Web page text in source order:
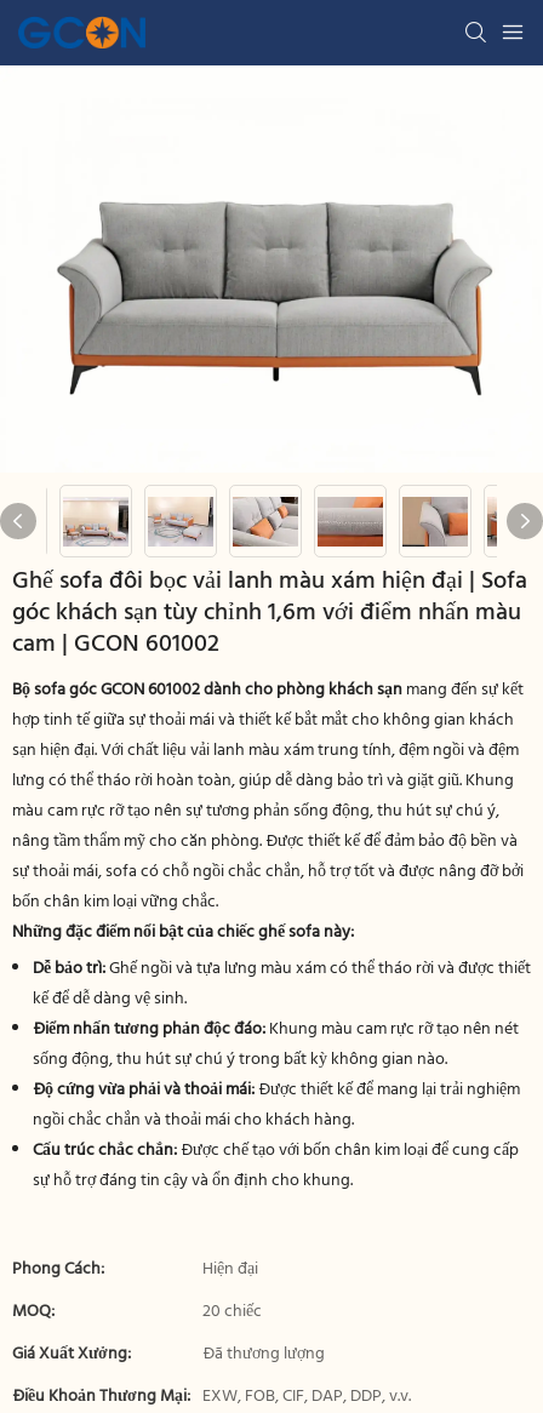
Ghế sofa đôi bọc vải lanh màu xám hiện đại | Sofa
góc khách sạn tùy chỉnh 1,6m với điểm nhấn màu
cam | GCON 601002
Bộ sofa góc GCON 601002 dành cho phòng khách sạnmang đến sự kết
hợp tinh tế giữa sự thoải mái và thiết kế bắt mắt cho không gian khách
sạn hiện đại. Với chất liệu vải lanh màu xám trung tính, đệm ngồi và đệm
lưng có thể tháo rời hoàn toàn, giúp dễ dàng bảo trì và giặt giũ. Khung
màu cam rực rỡ tạo nên sự tương phản sống động, thu hút sự chú ý,
nâng tầm thẩm mỹ cho căn phòng. Được thiết kế để đảm bảo độ bền và
sự thoải mái, sofa có chỗ ngồi chắc chắn, hỗ trợ tốt và được nâng đỡ bởi
bốn chân kim loại vững chắc.
Những đặc điểm nổi bật của chiếc ghế sofa này:
Dễ bảo trì:Ghế ngồi và tựa lưng màu xám có thể tháo rời và được thiết
kế để dễ dàng vệ sinh.
Điểm nhấn tương phản độc đáo:Khung màu cam rực rỡ tạo nên nét
sống động, thu hút sự chú ý trong bất kỳ không gian nào.
Độ cứng vừa phải và thoải mái:Được thiết kế để mang lại trải nghiệm
ngồi chắc chắn và thoải mái cho khách hàng.
Cấu trúc chắc chắn:Được chế tạo với bốn chân kim loại để cung cấp
sự hỗ trợ đáng tin cậy và ổn định cho khung.
Phong Cách:
Hiện đại
MOQ:
20 chiếc
Giá Xuất Xưởng:
Đã thương lượng
Điều Khoản Thương Mại: EXW, FOB, CIF, DAP, DDP, v.v.